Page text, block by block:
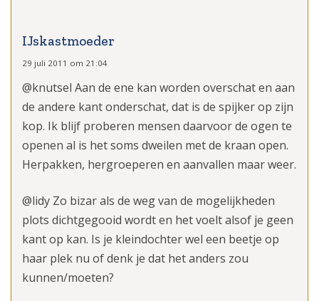
IJskastmoeder
29 juli 2011 om 21:04
@knutsel Aan de ene kan worden overschat en aan
de andere kant onderschat, dat is de spijker op zijn
kop. Ik blijf proberen mensen daarvoor de ogen te
openen al is het soms dweilen met de kraan open.
Herpakken, hergroeperen en aanvallen maar weer.
@lidy Zo bizar als de weg van de mogelijkheden
plots dichtgegooid wordt en het voelt alsof je geen
kant op kan. Is je kleindochter wel een beetje op
haar plek nu of denk je dat het anders zou
kunnen/moeten?